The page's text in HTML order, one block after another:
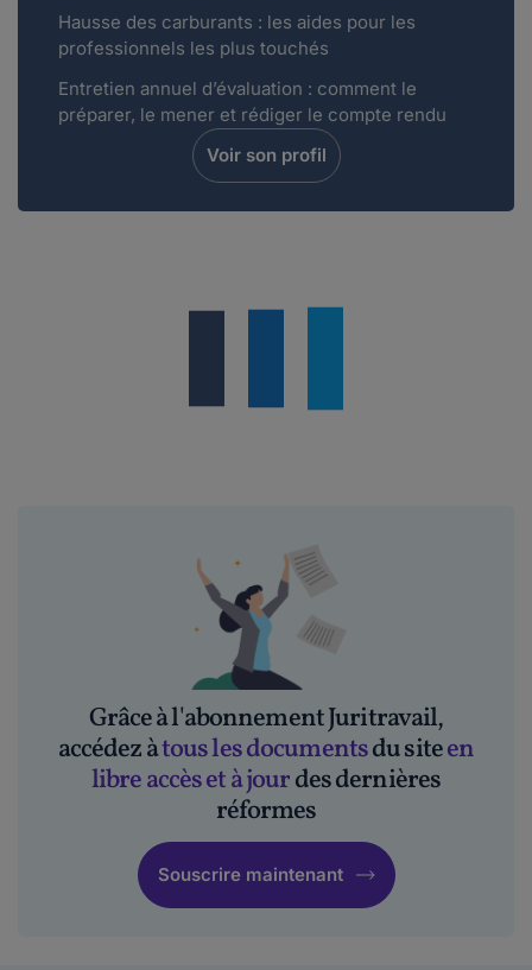
Hausse des carburants : les aides pour les
professionnels les plus touchés
Entretien annuel d’évaluation : comment le
préparer, le mener et rédiger le compte rendu
Voir son profil
Grâce à l'abonnement Juritravail,
accédez àtous les documentsdu siteen
libre accès et à jourdes dernières
réformes
Souscrire maintenant